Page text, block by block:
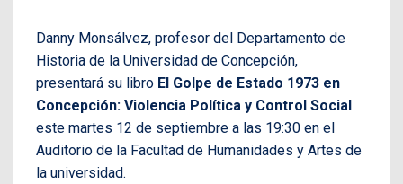
Danny Monsálvez, profesor del Departamento de
Historia de la Universidad de Concepción,
presentará su libro El Golpe de Estado 1973 en
Concepción: Violencia Política y Control Social
este martes 12 de septiembre a las 19:30 en el
Auditorio de la Facultad de Humanidades y Artes de
la universidad.